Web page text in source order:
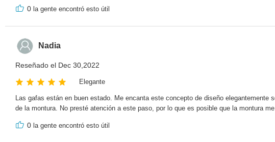
0 la gente encontró esto útil
Nadia
Reseñado el Dec 30,2022
Elegante
Las gafas están en buen estado. Me encanta este concepto de diseño
de la montura. No presté atención a este paso, por lo que es posible que la montura
0 la gente encontró esto útil